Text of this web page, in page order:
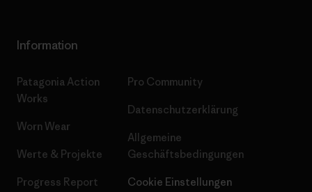
Information
Patagonia Action
Works
Worn Wear
Werte & Projekte
Progress Report
Pro Community
Datenschutzerklärung
Allgemeine
Geschäftsbedingungen
Cookie Einstellungen